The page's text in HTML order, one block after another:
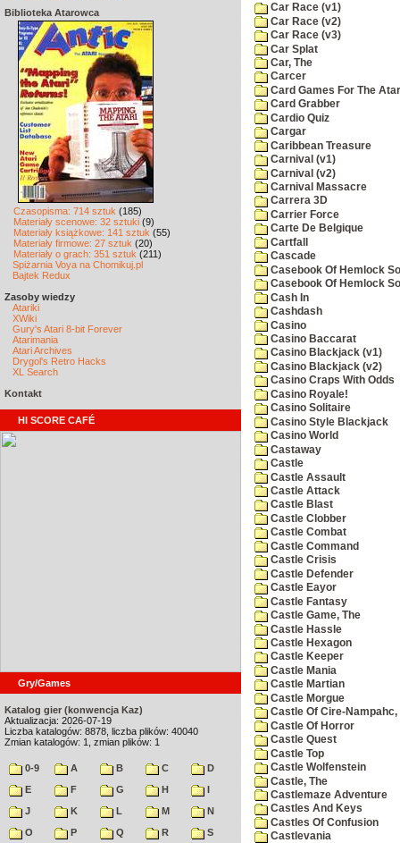
Biblioteka Atarowca
Czasopisma: 714 sztuk (185)
Materiały scenowe: 32 sztuki (9)
Materiały książkowe: 141 sztuk (55)
Materiały firmowe: 27 sztuk (20)
Materiały o grach: 351 sztuk (211)
Spiżarnia Voya na Chomikuj.pl
Bajtek Redux
Zasoby wiedzy
Atariki
XWiki
Gury's Atari 8-bit Forever
Atarimania
Atari Archives
Drygol's Retro Hacks
XL Search
Kontakt
HI SCORE CAFÉ
Gry/Games
Katalog gier (konwencja Kaz)
Aktualizacja: 2026-07-19
Liczba katalogów: 8878, liczba plików: 40040
Zmian katalogów: 1, zmian plików: 1
0-9 A B C
D
E
F G H
I
J
K L M
N
O
P Q R
S
Car Race (v1)
Car Race (v2)
Car Race (v3)
Car Splat
Car, The
Carcer
Card Games For The
Card Grabber
Cardio Quiz
Cargar
Caribbean Treasure
Carnival (v1)
Carnival (v2)
Carnival Massacre
Carrera 3D
Carrier Force
Carte De Belgique
Cartfall
Cascade
Casebook Of Hemlock
Casebook Of Hemlock
Cash In
Cashdash
Casino
Casino Baccarat
Casino Blackjack (v1)
Casino Blackjack (v2)
Casino Craps With Odds
Casino Royale!
Casino Solitaire
Casino Style Blackjack
Casino World
Castaway
Castle
Castle Assault
Castle Attack
Castle Blast
Castle Clobber
Castle Combat
Castle Command
Castle Crisis
Castle Defender
Castle Eayor
Castle Fantasy
Castle Game, The
Castle Hassle
Castle Hexagon
Castle Keeper
Castle Mania
Castle Martian
Castle Morgue
Castle Of Cire-Nampahc,
Castle Of Horror
Castle Quest
Castle Top
Castle Wolfenstein
Castle, The
Castlemaze Adventure
Castles And Keys
Castles Of Confusion
Castlevania